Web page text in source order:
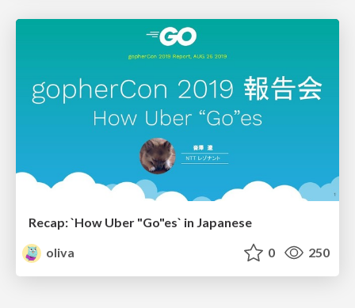
Recap: `How Uber "Go"es` in Japanese
oliva
0 250